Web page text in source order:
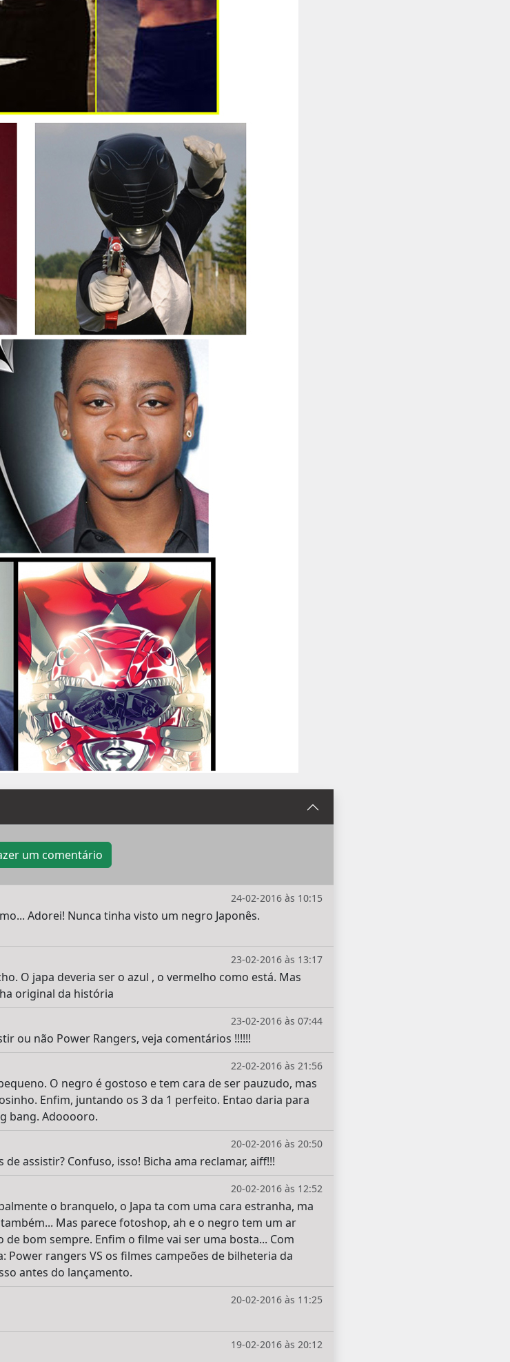
um comentário
24-02-2016 às 10:15
Adorei! Nunca tinha visto um negro Japonês.
23-02-2016 às 13:17
O japa deveria ser o azul , o vermelho como está. Mas
original da história
23-02-2016 às 07:44
ou não Power Rangers, veja comentários !!!!!!
22-02-2016 às 21:56
O negro é gostoso e tem cara de ser pauzudo, mas
Enfim, juntando os 3 da 1 perfeito. Entao daria para
bang. Adooooro.
20-02-2016 às 20:50
assistir? Confuso, isso! Bicha ama reclamar, aiff!!!
20-02-2016 às 12:52
o branquelo, o Japa ta com uma cara estranha, ma
Mas parece fotoshop, ah e o negro tem um ar
bom sempre. Enfim o filme vai ser uma bosta... Com
Power rangers VS os filmes campeões de bilheteria da
antes do lançamento.
20-02-2016 às 11:25
19-02-2016 às 20:12